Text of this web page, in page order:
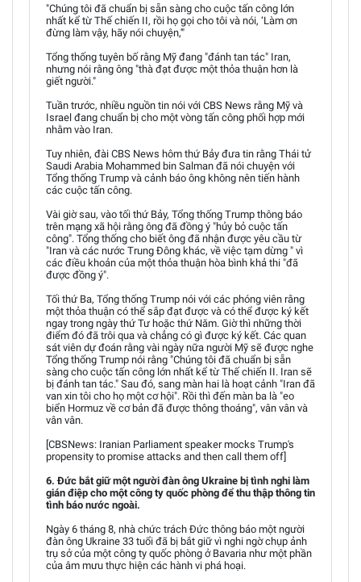
"Chúng tôi đã chuẩn bị sẵn sàng cho cuộc tấn công lớn
nhất kể từ Thế chiến II, rồi họ gọi cho tôi và nói, ‘Làm ơn
đừng làm vậy, hãy nói chuyện,'"
Tổng thống tuyên bố rằng Mỹ đang "đánh tan tác" Iran,
nhưng nói rằng ông "thà đạt được một thỏa thuận hơn là
giết người."
Tuần trước, nhiều nguồn tin nói với CBS News rằng Mỹ và
Israel đang chuẩn bị cho một vòng tấn công phối hợp mới
nhằm vào Iran.
Tuy nhiên, đài CBS News hôm thứ Bảy đưa tin rằng Thái tử
Saudi Arabia Mohammed bin Salman đã nói chuyện với
Tổng thống Trump và cảnh báo ông không nên tiến hành
các cuộc tấn công.
Vài giờ sau, vào tối thứ Bảy, Tổng thống Trump thông báo
trên mạng xã hội rằng ông đã đồng ý "hủy bỏ cuộc tấn
công". Tổng thống cho biết ông đã nhận được yêu cầu từ
"Iran và các nước Trung Đông khác, về việc tạm dừng " vì
các điều khoản của một thỏa thuận hòa bình khả thi "đã
được đồng ý".
Tối thứ Ba, Tổng thống Trump nói với các phóng viên rằng
một thỏa thuận có thể sắp đạt được và có thể được ký kết
ngay trong ngày thứ Tư hoặc thứ Năm. Giờ thì những thời
điểm đó đã trôi qua và chẳng có gì được ký kết. Các quan
sát viên dự đoán rằng vài ngày nữa người Mỹ sẽ được nghe
Tổng thống Trump nói rằng "Chúng tôi đã chuẩn bị sẵn
sàng cho cuộc tấn công lớn nhất kể từ Thế chiến II. Iran sẽ
bị đánh tan tác." Sau đó, sang màn hai là hoạt cảnh "Iran đã
van xin tôi cho họ một cơ hội". Rồi thì đến màn ba là "eo
biển Hormuz về cơ bản đã được thông thoáng", vân vân và
vân vân.
[CBSNews: Iranian Parliament speaker mocks Trump's
propensity to promise attacks and then call them off]
6. Đức bắt giữ một người đàn ông Ukraine bị tình nghi làm
gián điệp cho một công ty quốc phòng để thu thập thông tin
tình báo nước ngoài.
Ngày 6 tháng 8, nhà chức trách Đức thông báo một người
đàn ông Ukraine 33 tuổi đã bị bắt giữ vì nghi ngờ chụp ảnh
trụ sở của một công ty quốc phòng ở Bavaria như một phần
của âm mưu thực hiện các hành vi phá hoại.